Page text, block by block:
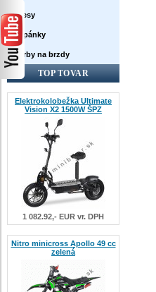
Dresy
Topánky
Farby na brzdy
TOP TOVAR
Elektrokolobežka Ultimate
Vision X2 1500W ŠPZ
1 082.92,- EUR vr. DPH
Nitro minicross Apollo 49 cc
zelená